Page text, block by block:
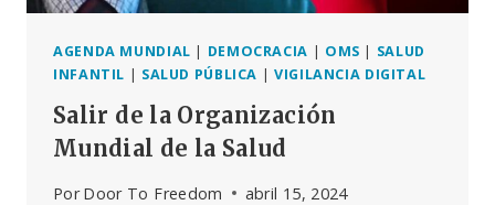
AGENDA MUNDIAL | DEMOCRACIA | OMS | SALUD
INFANTIL | SALUD PÚBLICA |VIGILANCIA DIGITAL
Salir de la Organización
Mundial de la Salud
Por Door To Freedom abril 15, 2024